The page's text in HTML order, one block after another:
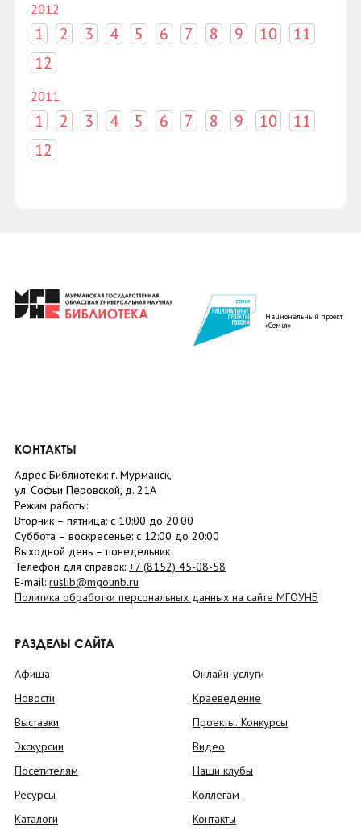
2012
1 2 3 4 5 6 7 8 9 10
11
12
2011
1 2 3 4 5 6 7 8 9 10
11
12
Национальный проект
«Семья»
КОНТАКТЫ
Адрес Библиотеки: г. Мурманск,
ул. Софьи Перовской, д. 21А
Режим работы:
Вторник – пятница: с 10:00 до 20:00
Суббота – воскресенье: c 12:00 до 20:00
Выходной день – понедельник
Телефон для справок: +7 (8152) 45-08-58
E-mail: ruslib@mgounb.ru
Политика обработки персональных данных на сайте МГОУНБ
РАЗДЕЛЫ САЙТА
Афиша
Новости
Выставки
Экскурсии
Посетителям
Ресурсы
Каталоги
Онлайн-услуги
Краеведение
Проекты. Конкурсы
Видео
Наши клубы
Коллегам
Контакты